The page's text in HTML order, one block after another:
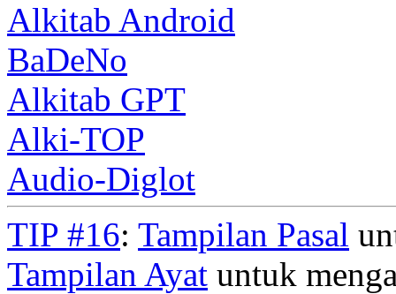
Alkitab Android
BaDeNo
Alkitab GPT
Alki-TOP
Audio-Diglot
TIP #16: Tampilan Pasal
Tampilan Ayat untuk